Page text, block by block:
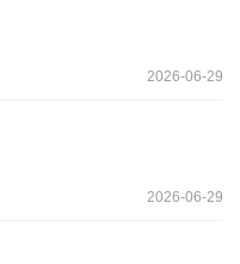
2026-06-29
2026-06-29